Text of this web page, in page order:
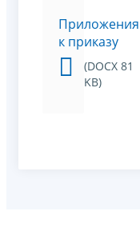
Приложения
к приказу
(DOCX 81
KB)